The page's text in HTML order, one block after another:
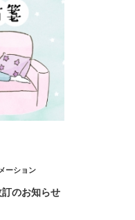
ーション
のお知らせ